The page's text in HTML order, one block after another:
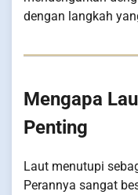
dengan langkah
Mengapa
Penting
Laut menutupi
Perannya sangat